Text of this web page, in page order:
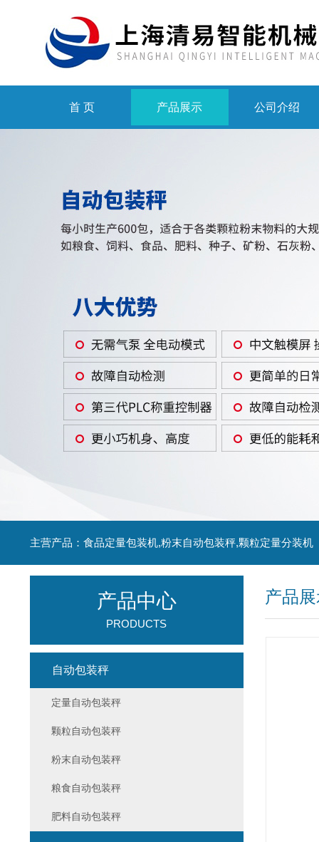
首 页 产品展示 公司介绍
主营产品：食品定量包装机,粉末自动包装秤,颗粒定量分装机
产品
产品中心
PRODUCTS
自动包装秤
定量自动包装秤
颗粒自动包装秤
粉末自动包装秤
粮食自动包装秤
肥料自动包装秤